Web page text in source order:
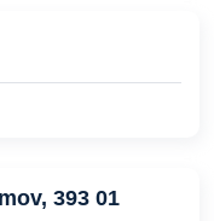
393 01